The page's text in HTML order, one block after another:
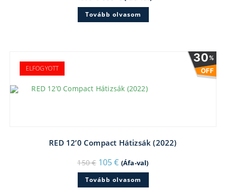
price
was:
1.399 €.
price
is:
839 €.
Tovább olvasom
ELFOGYOTT
30%
OFF
RED 12’0 Compact Hátizsák (2022)
150€ Original
price
was:
150 €.
105€Current
price
is:
105 €.
(Áfa-val)
Tovább olvasom